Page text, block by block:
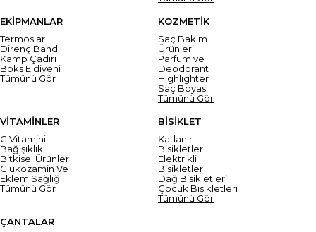
EKİPMANLAR
Termoslar
Direnç Bandı
Kamp Çadırı
Boks Eldiveni
Tümünü Gör
KOZMETİK
Saç Bakım
Ürünleri
Parfüm ve
Deodorant
Highlighter
Saç Boyası
Tümünü Gör
VİTAMİNLER
C Vitamini
Bağışıklık
Bitkisel Ürünler
Glukozamin Ve
Eklem Sağlığı
Tümünü Gör
BİSİKLET
Katlanır
Bisikletler
Elektrikli
Bisikletler
Dağ Bisikletleri
Çocuk Bisikletleri
Tümünü Gör
ÇANTALAR